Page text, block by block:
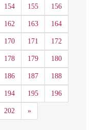
154 155 156
162 163 164
170 171 172
178 179 180
186 187 188
194 195 196
202 »Siguiente